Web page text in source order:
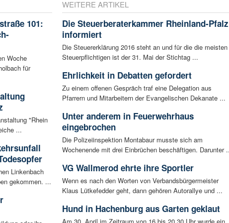
101:
Woche
für
"Rhein
...
Linkenbach
gekommen. ...
WEITERE ARTIKEL
Die Steuerberaterkammer Rheinland-Pfalz
informiert
Die Steuererklärung 2016 steht an und für die die meisten
Steuerpflichtigen ist der 31. Mai der Stichtag ...
Ehrlichkeit in Debatten gefordert
Zu einem offenen Gespräch traf eine Delegation aus
Pfarrern und Mitarbeitern der Evangelischen Dekanate ...
Unter anderem in Feuerwehrhaus
eingebrochen
Die Polizeiinspektion Montabaur musste sich am
Wochenende mit drei Einbrüchen beschäftigen. Darunter
VG Wallmerod ehrte ihre Sportler
Wenn es nach den Worten von Verbandsbürgermeister
Klaus Lütkefedder geht, dann gehören Autorallye und ...
Hund in Hachenburg aus Garten geklaut